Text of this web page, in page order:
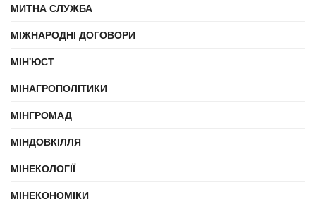
МИТНА СЛУЖБА
МІЖНАРОДНІ ДОГОВОРИ
МІН'ЮСТ
МІНАГРОПОЛІТИКИ
МІНГРОМАД
МІНДОВКІЛЛЯ
МІНЕКОЛОГІЇ
МІНЕКОНОМІКИ